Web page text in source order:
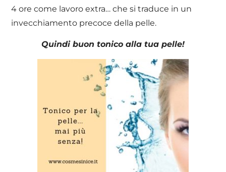
4 ore come lavoro extra… che si traduce in un
invecchiamento precoce della pelle.
Quindi buon tonico alla tua pelle!